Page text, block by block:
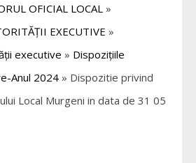
OFICIAL LOCAL »
EXECUTIVE »
executive » Dispozițiile
Anul 2024 » Dispozitie privind
Local Murgeni in data de 31 05